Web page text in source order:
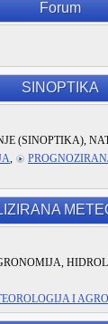
Forum
SINOPTIKA
(SINOPTIKA),
,
I